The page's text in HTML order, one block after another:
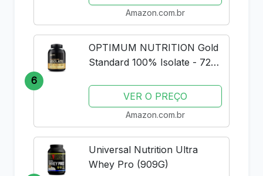
Amazon.com.br
6
OPTIMUM NUTRITION Gold
Standard 100% Isolate - 720g
VER O PREÇO
Amazon.com.br
Universal Nutrition Ultra
Whey Pro (909G)